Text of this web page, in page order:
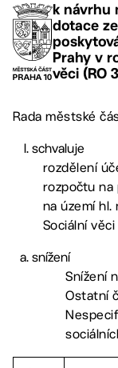
k návrhu
dotace
Prahy v
věci (RO
Rada městské
schvaluje
rozdělení
rozpočtu na
na území hl.
Sociální
snížení
Snížení
Ostatní